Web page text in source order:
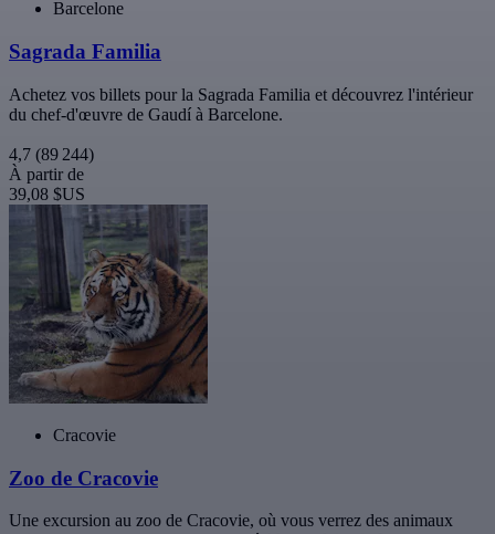
Barcelone
Sagrada Familia
Achetez vos billets pour la Sagrada Familia et découvrez l'intérieur
du chef-d'œuvre de Gaudí à Barcelone.
4,7 (89 244)
À partir de
39,08 $US
Cracovie
Zoo de Cracovie
Une excursion au zoo de Cracovie, où vous verrez des animaux